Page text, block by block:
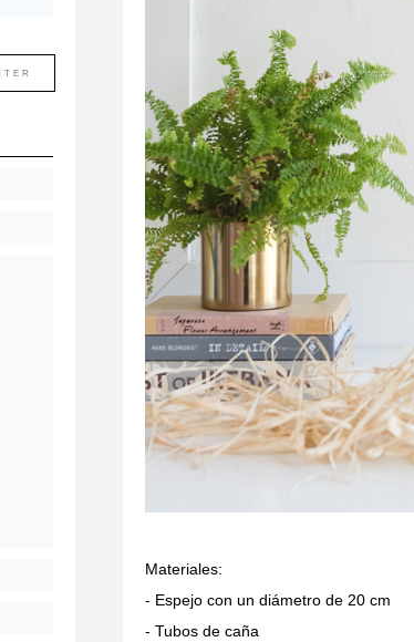
Materiales:
- Espejo con un diámetro de 20 cm
- Tubos de caña